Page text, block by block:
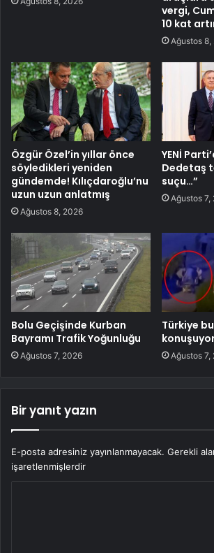
vergi,
10 kat
Ağustos 8,
Özgür Özel’in yıllar önce
söyledikleri yeniden
gündemde! Kılıçdaroğlu’nu
uzun uzun anlatmış
Ağustos 8, 2026
YENİ
Dedetaş
suçu…”
Ağustos 7,
Bolu Geçişinde Kurban
Bayramı Trafik Yoğunluğu
Ağustos 7, 2026
Türkiye
Ağustos 7,
Bir yanıt yazın
E-posta adresiniz yayınlanmayacak. Gerekli
işaretlenmişlerdir